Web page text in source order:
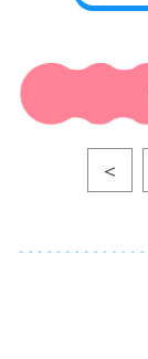
＜